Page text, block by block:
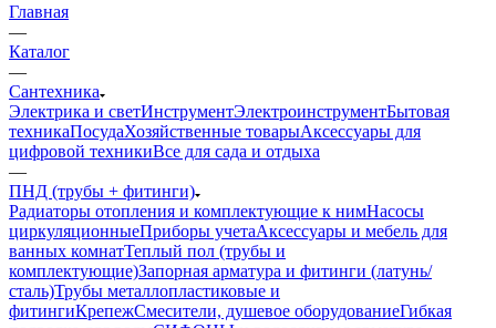
Главная
—
Каталог
—
Сантехника
Электрика и светИнструментЭлектроинструментБытовая
техникаПосудаХозяйственные товарыАксессуары для
цифровой техникиВсе для сада и отдыха
—
ПНД (трубы + фитинги)
Радиаторы отопления и комплектующие к нимНасосы
циркуляционныеПриборы учетаАксессуары и мебель для
ванных комнатТеплый пол (трубы и
комплектующие)Запорная арматура и фитинги (латунь/
сталь)Трубы металлопластиковые и
фитингиКрепежСмесители, душевое оборудованиеГибкая